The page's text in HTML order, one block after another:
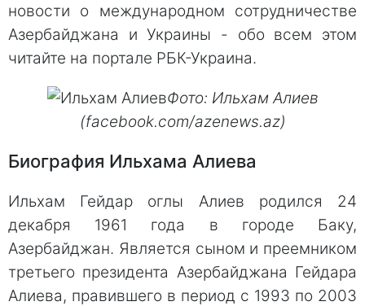
новости о международном сотрудничестве
Азербайджана и Украины - обо всем этом
читайте на портале РБК-Украина.
Фото: Ильхам Алиев
(facebook.com/azenews.az)
Биография Ильхама Алиева
Ильхам Гейдар оглы Алиев родился 24
декабря 1961 года в городе Баку,
Азербайджан. Является сыном и преемником
третьего президента Азербайджана Гейдара
Алиева, правившего в период с 1993 по 2003